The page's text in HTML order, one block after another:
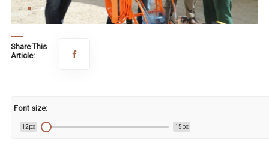
Share This
Article:
Font size:
12px 15px